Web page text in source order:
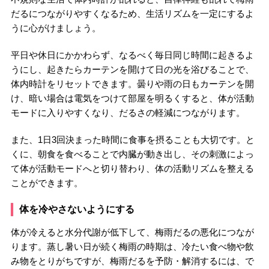
だるにつながりやすくなるため、生活リズムを一定にするよ
うに心がけましょう。
平日や休日にかかわらず、なるべく毎日同じ時間に起きるよ
うにし、起きたらカーテンを開けて日の光を浴びることで、
体内時計をリセットできます。曇りや雨の日もカーテンを開
け、暗い場合は電気をつけて部屋を明るくすると、体が活動
モードに入りやすくなり、だるさの軽減につながります。
また、1日3回決まった時間に食事を摂ることも大切です。と
くに、朝食を食べることで内臓が動き出し、その刺激によっ
て体が活動モードへと切り替わり、体の活動リズムを整える
ことができます。
体を冷やさないようにする
体が冷えると水分代謝が低下して、梅雨だるの悪化につなが
ります。蒸し暑い日が続く梅雨の時期は、冷たい食べ物や飲
み物をとりがちですが、梅雨だるを予防・解消するには、で